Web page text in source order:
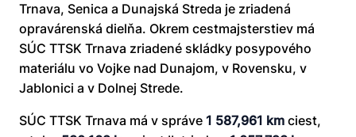
Trnava, Senica a Dunajská Streda je zriadená
opravárenská dielňa. Okrem cestmajsterstiev má
SÚC TTSK Trnava zriadené skládky posypového
materiálu vo Vojke nad Dunajom, v Rovensku, v
Jablonici a v Dolnej Strede.
SÚC TTSK Trnava má v správe 1 587,961 km ciest,